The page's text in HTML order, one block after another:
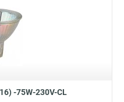
-75W-230V-CL